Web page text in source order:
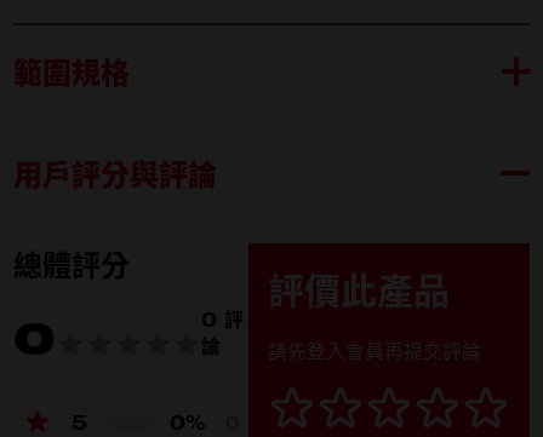
範圍規格
內容物
M18 FTHCHS35 (1)
刀片罩 (1)
電壓 M18
用戶評分與評論
總體評分
0
0 評
論
5 0%
評價此產品
請先登入會員再提交評論